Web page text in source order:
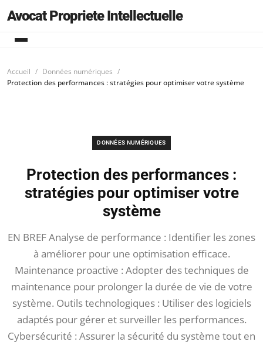
Avocat Propriete Intellectuelle
Accueil
Données numériques
Protection des performances : stratégies pour optimiser votre système
DONNÉES NUMÉRIQUES
Protection des performances :
stratégies pour optimiser votre
système
EN BREF Analyse de performance : Identifier les zones
à améliorer pour une optimisation efficace.
Maintenance proactive : Adopter des techniques de
maintenance pour prolonger la durée de vie de votre
système. Outils technologiques : Utiliser des logiciels
adaptés pour gérer et surveiller les performances.
Cybersécurité : Assurer la sécurité du système tout en